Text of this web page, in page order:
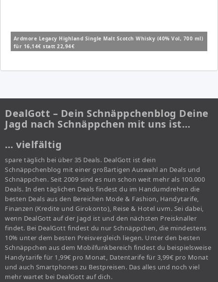
Ardmore Legacy Highland Single Malt Scotch Whisky (40% Vol, 700 ml)
für 16,14€ statt 22,94€
DealGott – Dein Schnäppchenblog Deine
Jagd nach Schnäppchen mit uns ist…
… vielfältig
spare täglich bei über 35 Deals. DealGott ist dein
Schnäppchenblog mit einer großartigen Auswahl an Deals und
Schnäppchen. Seit 2009 sind es nun schon weit mehr als 100.000
Deals. In den täglichen Deals findest du im Handumdrehen die
besten Deals aus den Bereichen Mode & Fashion, Handytarife,
Finanzen (Kredite und Girokonto), Reise & Hotel uvm. Sei dabei,
wenn DealGott auf der Jagd ist und den nächsten Preisknaller
findet. Bei DealGott findest du nur Schnäppchen, die mindestens
10% unter dem besten Preisvergleich liegen. Unter den besten
Schnäppchen aus dem Mobilfunkbereich findest du beispielsweise
Handytarife für 1,99€ pro Monat, Datentarife für 3,99€ pro Monat
und auch Smartphones zu Bestpreisen. Das alles und noch viel
mehr wartet bei DealGott auf dich.